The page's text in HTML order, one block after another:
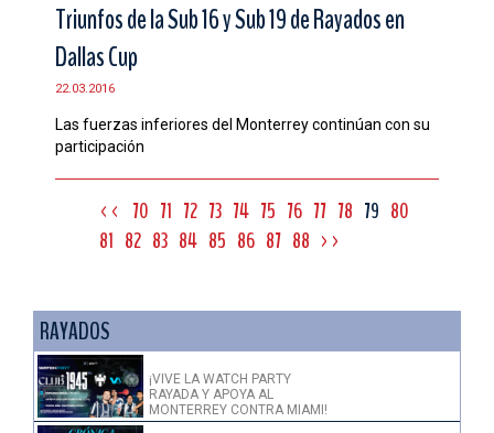
Triunfos de la Sub 16 y Sub 19 de Rayados en
Dallas Cup
22.03.2016
Las fuerzas inferiores del Monterrey continúan con su
participación
<< 70 71 72 73 74 75 76 77 78 79 80
81 82 83 84 85 86 87 88 >>
RAYADOS
¡VIVE LA WATCH PARTY
RAYADA Y APOYA AL
MONTERREY CONTRA MIAMI!